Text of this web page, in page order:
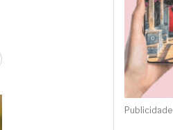
Publicidade